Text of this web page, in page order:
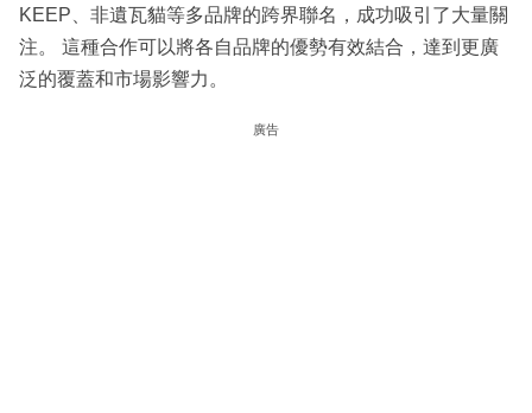
KEEP、非遺瓦貓等多品牌的跨界聯名，成功吸引了大量關
注。 這種合作可以將各自品牌的優勢有效結合，達到更廣
泛的覆蓋和市場影響力。
廣告